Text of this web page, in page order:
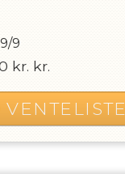
9/9
kr. kr.